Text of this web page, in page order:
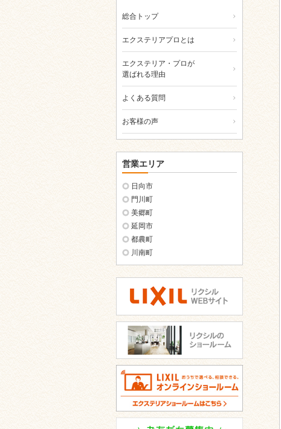
総合トップ
エクステリアプロとは
エクステリア・プロが
選ばれる理由
よくある質問
お客様の声
営業エリア
日向市
門川町
美郷町
延岡市
都農町
川南町